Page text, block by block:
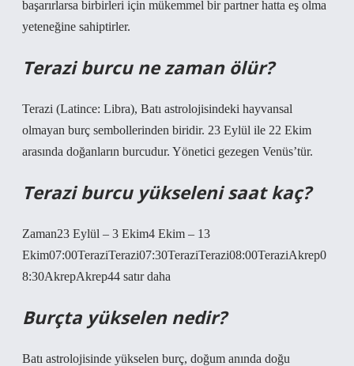
başarırlarsa birbirleri için mükemmel bir partner hatta eş olma
yeteneğine sahiptirler.
Terazi burcu ne zaman ölür?
Terazi (Latince: Libra), Batı astrolojisindeki hayvansal
olmayan burç sembollerinden biridir. 23 Eylül ile 22 Ekim
arasında doğanların burcudur. Yönetici gezegen Venüs’tür.
Terazi burcu yükseleni saat kaç?
Zaman23 Eylül – 3 Ekim4 Ekim – 13
Ekim07:00TeraziTerazi07:30TeraziTerazi08:00TeraziAkrep0
8:30AkrepAkrep44 satır daha
Burçta yükselen nedir?
Batı astrolojisinde yükselen burç, doğum anında doğu